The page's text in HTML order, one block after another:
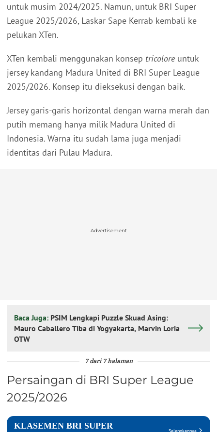
untuk musim 2024/2025. Namun, untuk BRI Super
League 2025/2026, Laskar Sape Kerrab kembali ke
pelukan XTen.
XTen kembali menggunakan konsep tricolore untuk
jersey kandang Madura United di BRI Super League
2025/2026. Konsep itu dieksekusi dengan baik.
Jersey garis-garis horizontal dengan warna merah dan
putih memang hanya milik Madura United di
Indonesia. Warna itu sudah lama juga menjadi
identitas dari Pulau Madura.
Advertisement
Baca Juga: PSIM Lengkapi Puzzle Skuad Asing:
Mauro Caballero Tiba di Yogyakarta, Marvin Loria
OTW
7 dari 7 halaman
Persaingan di BRI Super League
2025/2026